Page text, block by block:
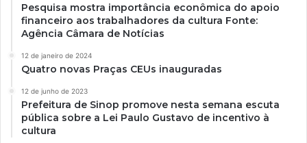
Pesquisa mostra importância econômica do apoio
financeiro aos trabalhadores da cultura Fonte:
Agência Câmara de Notícias
12 de janeiro de 2024
Quatro novas Praças CEUs inauguradas
12 de junho de 2023
Prefeitura de Sinop promove nesta semana escuta
pública sobre a Lei Paulo Gustavo de incentivo à
cultura